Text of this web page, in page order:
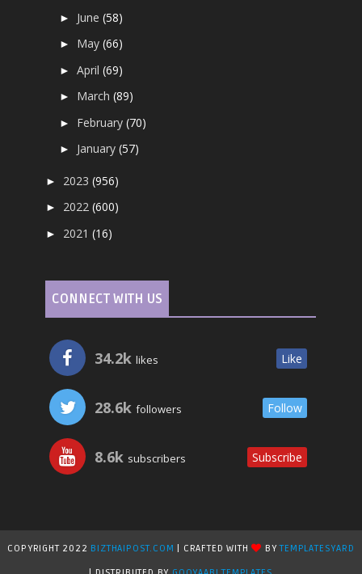
► June(58)
► May(66)
►April(69)
► March(89)
► February(70)
► January(57)
► 2023(956)
► 2022(600)
► 2021(16)
CONNECT WITH US
34.2k likes Like
28.6k followers Follow
8.6k subscribers Subscribe
COPYRIGHT 2022 BIZTHAIPOST.COM | CRAFTED WITH BYTEMPLATESYARD